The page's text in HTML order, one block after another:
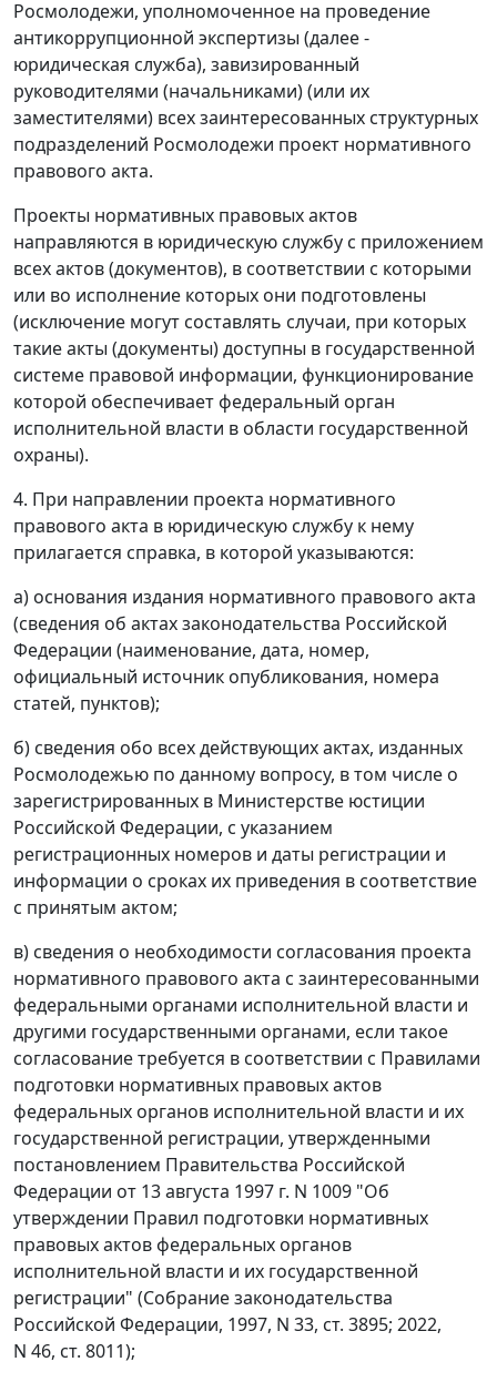
Росмолодежи, уполномоченное на проведение
антикоррупционной экспертизы (далее -
юридическая служба), завизированный
руководителями (начальниками) (или их
заместителями) всех заинтересованных структурных
подразделений Росмолодежи проект нормативного
правового акта.
Проекты нормативных правовых актов
направляются в юридическую службу с приложением
всех актов (документов), в соответствии с которыми
или во исполнение которых они подготовлены
(исключение могут составлять случаи, при которых
такие акты (документы) доступны в государственной
системе правовой информации, функционирование
которой обеспечивает федеральный орган
исполнительной власти в области государственной
охраны).
4. При направлении проекта нормативного
правового акта в юридическую службу к нему
прилагается справка, в которой указываются:
а) основания издания нормативного правового акта
(сведения об актах законодательства Российской
Федерации (наименование, дата, номер,
официальный источник опубликования, номера
статей, пунктов);
б) сведения обо всех действующих актах, изданных
Росмолодежью по данному вопросу, в том числе о
зарегистрированных в Министерстве юстиции
Российской Федерации, с указанием
регистрационных номеров и даты регистрации и
информации о сроках их приведения в соответствие
с принятым актом;
в) сведения о необходимости согласования проекта
нормативного правового акта с заинтересованными
федеральными органами исполнительной власти и
другими государственными органами, если такое
согласование требуется в соответствии с Правилами
подготовки нормативных правовых актов
федеральных органов исполнительной власти и их
государственной регистрации, утвержденными
постановлением Правительства Российской
Федерации от 13 августа 1997 г. N 1009 "Об
утверждении Правил подготовки нормативных
правовых актов федеральных органов
исполнительной власти и их государственной
регистрации" (Собрание законодательства
Российской Федерации, 1997, N 33, ст. 3895; 2022,
N 46, ст. 8011);